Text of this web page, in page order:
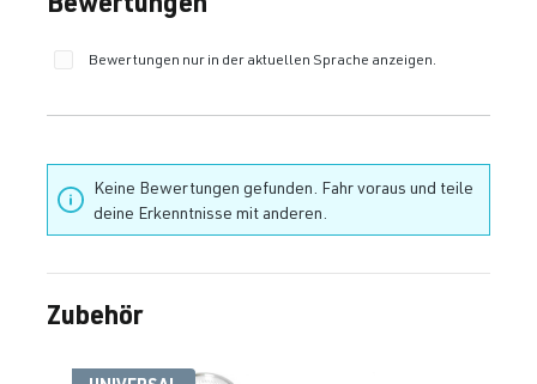
Bewertungen nur in der aktuellen Sprache anzeigen.
Keine Bewertungen gefunden. Fahr voraus und teile
deine Erkenntnisse mit anderen.
Produktgalerie überspringen
Zubehör